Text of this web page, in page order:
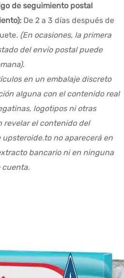
de seguimiento postal
De 2 a 3 días después de
(En ocasiones, la primera
del envío postal puede
en un embalaje discreto
alguna con el contenido real
logotipos ni otras
revelar el contenido del
no aparecerá en
bancario ni en ninguna
cuenta.